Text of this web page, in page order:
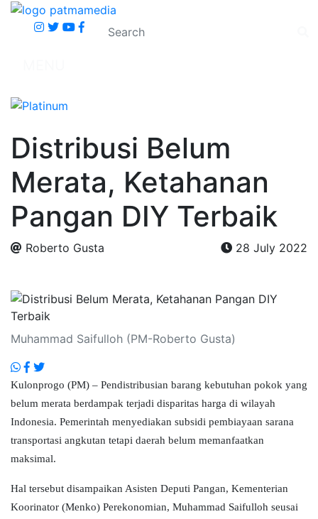
Distribusi Belum
Merata, Ketahanan
Pangan DIY Terbaik
Roberto Gusta
28 July 2022
Muhammad Saifulloh (PM-Roberto Gusta)
Kulonprogo (PM) – Pendistribusian barang kebutuhan pokok yang
belum merata berdampak terjadi disparitas harga di wilayah
Indonesia. Pemerintah menyediakan subsidi pembiayaan sarana
transportasi angkutan tetapi daerah belum memanfaatkan
maksimal.
Hal tersebut disampaikan Asisten Deputi Pangan, Kementerian
Koorinator (Menko) Perekonomian, Muhammad Saifulloh seusai